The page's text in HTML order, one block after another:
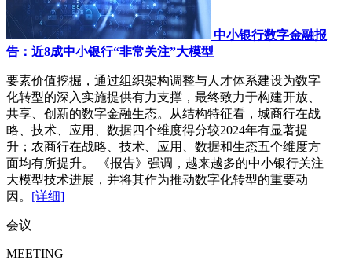
中小银行数字金融报
告：近8成中小银行“非常关注”大模型
要素价值挖掘，通过组织架构调整与人才体系建设为数字
化转型的深入实施提供有力支撑，最终致力于构建开放、
共享、创新的数字金融生态。从结构特征看，城商行在战
略、技术、应用、数据四个维度得分较2024年有显著提
升；农商行在战略、技术、应用、数据和生态五个维度方
面均有所提升。 《报告》强调，越来越多的中小银行关注
大模型技术进展，并将其作为推动数字化转型的重要动
因。 [详细]
会议
MEETING